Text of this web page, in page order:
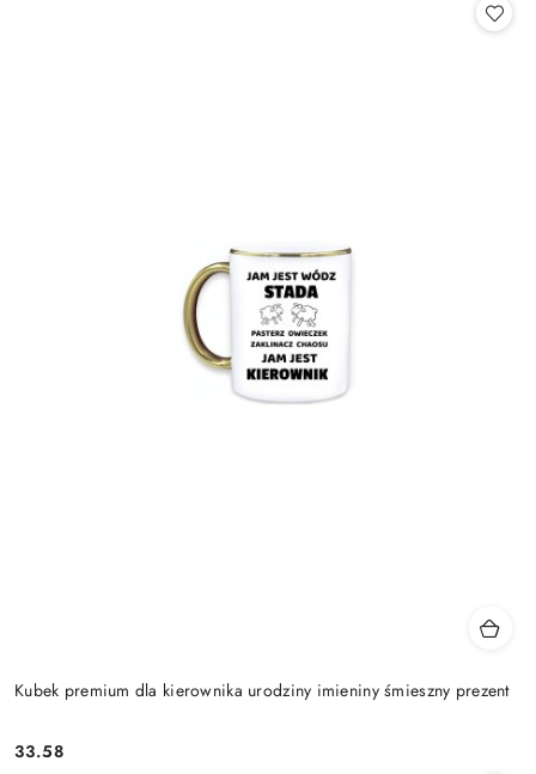
Kubek premium dla kierownika urodziny imieniny śmieszny prezent
Cena:
33.58